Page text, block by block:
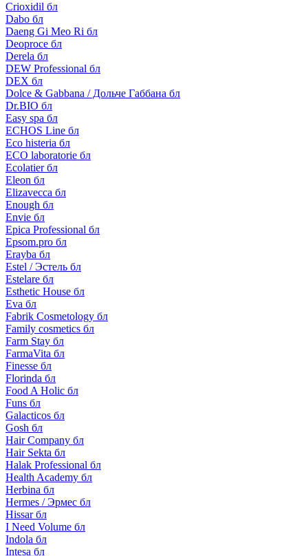
Crioxidil бл
Dabo бл
Daeng Gi Meo Ri бл
Deoproce бл
Derela бл
DEW Professional бл
DEX бл
Dolce & Gabbana / Дольче Габбана бл
Dr.BIO бл
Easy spa бл
ECHOS Line бл
Eco histeria бл
ECO laboratorie бл
Ecolatier бл
Eleon бл
Elizavecca бл
Enough бл
Envie бл
Epica Professional бл
Epsom.pro бл
Erayba бл
Estel / Эстель бл
Estelare бл
Esthetic House бл
Eva бл
Fabrik Cosmetology бл
Family cosmetics бл
Farm Stay бл
FarmaVita бл
Finesse бл
Florinda бл
Food A Holic бл
Funs бл
Galacticos бл
Gosh бл
Hair Company бл
Hair Sekta бл
Halak Professional бл
Health Academy бл
Herbina бл
Hermes / Эрмес бл
Hissar бл
I Need Volume бл
Indola бл
Intesa бл